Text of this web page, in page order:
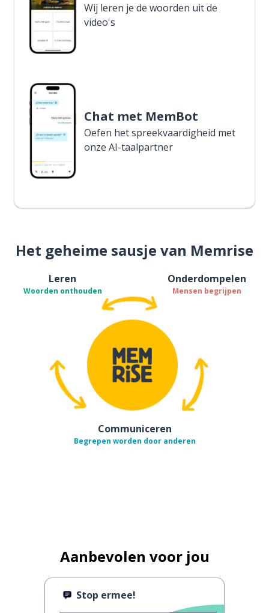
Wij leren je de woorden uit de
video's
Chat met MemBot
Oefen het spreekvaardigheid met
onze AI-taalpartner
Het geheime sausje van Memrise
Leren
Woorden onthouden
Onderdompelen
Mensen begrijpen
Communiceren
Begrepen worden door anderen
Aanbevolen voor jou
Stop ermee!